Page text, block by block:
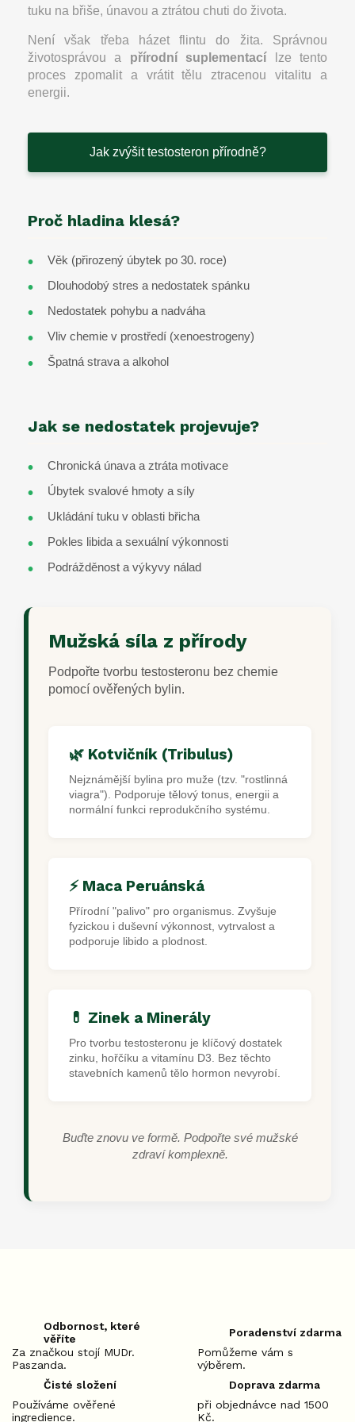
tuku na břiše, únavou a ztrátou chuti do života.
Není však třeba házet flintu do žita. Správnou
životosprávou a přírodní suplementací lze tento
proces zpomalit a vrátit tělu ztracenou vitalitu a
energii.
Jak zvýšit testosteron přírodně?
Proč hladina klesá?
Věk (přirozený úbytek po 30. roce)
Dlouhodobý stres a nedostatek spánku
Nedostatek pohybu a nadváha
Vliv chemie v prostředí (xenoestrogeny)
Špatná strava a alkohol
Jak se nedostatek projevuje?
Chronická únava a ztráta motivace
Úbytek svalové hmoty a síly
Ukládání tuku v oblasti břicha
Pokles libida a sexuální výkonnosti
Podrážděnost a výkyvy nálad
Mužská síla z přírody
Podpořte tvorbu testosteronu bez chemie
pomocí ověřených bylin.
🌿 Kotvičník (Tribulus)
Nejznámější bylina pro muže (tzv. "rostlinná
viagra"). Podporuje tělový tonus, energii a
normální funkci reprodukčního systému.
⚡ Maca Peruánská
Přírodní "palivo" pro organismus. Zvyšuje
fyzickou i duševní výkonnost, vytrvalost a
podporuje libido a plodnost.
💊 Zinek a Minerály
Pro tvorbu testosteronu je klíčový dostatek
zinku, hořčíku a vitamínu D3. Bez těchto
stavebních kamenů tělo hormon nevyrobí.
Buďte znovu ve formě. Podpořte své mužské
zdraví komplexně.
Odbornost, které
věříte
Za značkou stojí MUDr.
Paszanda.
Poradenství zdarma
Pomůžeme vám s
výběrem.
Čisté složení
Používáme ověřené
ingredience.
Doprava zdarma
při objednávce nad 1500
Kč.